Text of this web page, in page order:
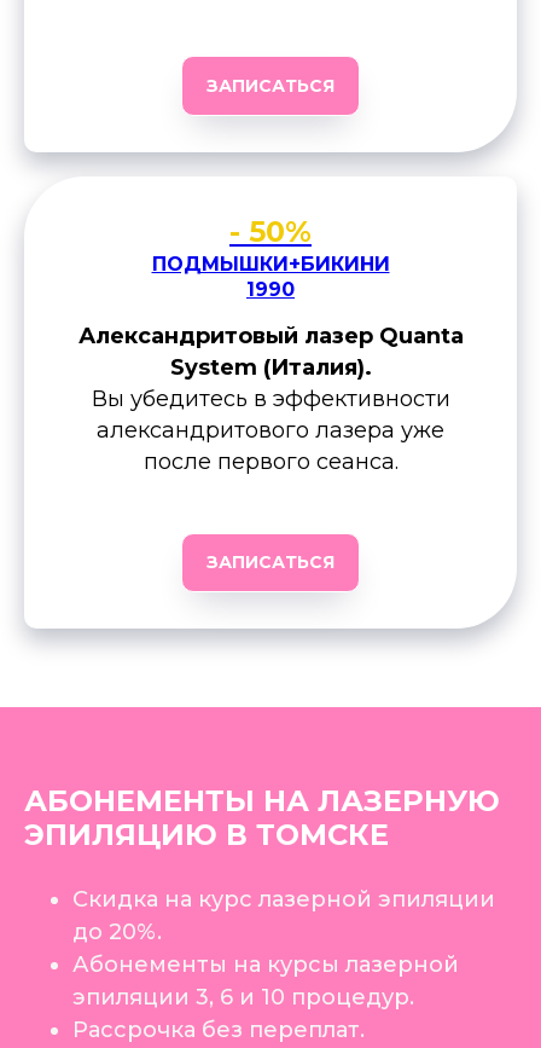
ЗАПИСАТЬСЯ
- 50%
ПОДМЫШКИ+БИКИНИ
1990
Александритовый лазер Quanta
System (Италия).
Вы убедитесь в эффективности
александритового лазера уже
после первого сеанса.
ЗАПИСАТЬСЯ
АБОНЕМЕНТЫ НА ЛАЗЕРНУЮ
ЭПИЛЯЦИЮ В ТОМСКЕ
Скидка на курс лазерной эпиляции
до 20%.
Абонементы на курсы лазерной
эпиляции 3, 6 и 10 процедур.
Рассрочка без переплат.